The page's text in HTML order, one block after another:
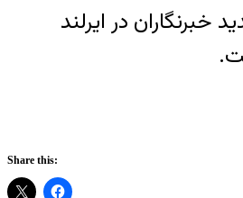
در ایرلند
Share this: